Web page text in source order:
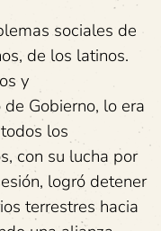
sociales de
de los latinos.
y
Gobierno, lo era
los
con su lucha por
logró detener
terrestres hacia